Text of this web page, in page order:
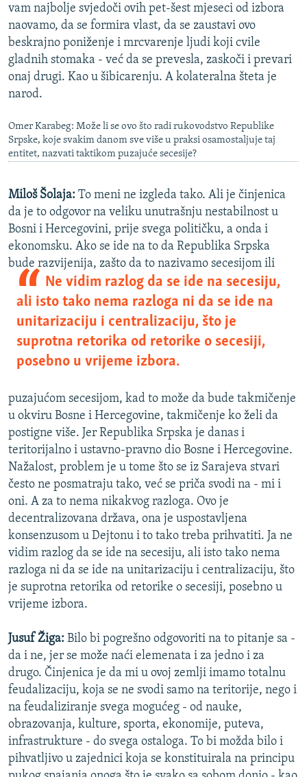
vam najbolje svjedoči ovih pet-šest mjeseci od izbora
naovamo, da se formira vlast, da se zaustavi ovo
beskrajno poniženje i mrcvarenje ljudi koji cvile
gladnih stomaka - već da se prevesla, zaskoči i prevari
onaj drugi. Kao u šibicarenju. A kolateralna šteta je
narod.
Omer Karabeg: Može li se ovo što radi rukovodstvo Republike
Srpske, koje svakim danom sve više u praksi osamostaljuje taj
entitet, nazvati taktikom puzajuće secesije?
Miloš Šolaja: To meni ne izgleda tako. Ali je činjenica
da je to odgovor na veliku unutrašnju nestabilnost u
Bosni i Hercegovini, prije svega političku, a onda i
ekonomsku. Ako se ide na to da Republika Srpska
bude razvij
Ne vidim razlog da se ide na secesiju,
ali isto tako nema razloga ni da se ide na
unitarizaciju i centralizaciju, što je
suprotna retorika od retorike o secesiji,
posebno u vrijeme izbora.
enija, zašto da to nazivamo secesijom ili
puzajućom secesijom, kad to može da bude takmičenje
u okviru Bosne i Hercegovine, takmičenje ko želi da
postigne više. Jer Republika Srpska je danas i
teritorijalno i ustavno-pravno dio Bosne i Hercegovine.
Nažalost, problem je u tome što se iz Sarajeva stvari
često ne posmatraju tako, već se priča svodi na - mi i
oni. A za to nema nikakvog razloga. Ovo je
decentralizovana država, ona je uspostavljena
konsenzusom u Dejtonu i to tako treba prihvatiti. Ja ne
vidim razlog da se ide na secesiju, ali isto tako nema
razloga ni da se ide na unitarizaciju i centralizaciju, što
je suprotna retorika od retorike o secesiji, posebno u
vrijeme izbora.
Jusuf Žiga: Bilo bi pogrešno odgovoriti na to pitanje sa -
da i ne, jer se može naći elemenata i za jedno i za
drugo. Činjenica je da mi u ovoj zemlji imamo totalnu
feudalizaciju, koja se ne svodi samo na teritorije, nego i
na feudaliziranje svega mogućeg - od nauke,
obrazovanja, kulture, sporta, ekonomije, puteva,
infrastrukture - do svega ostaloga. To bi možda bilo i
pihvatljivo u zajednici koja se konstituirala na principu